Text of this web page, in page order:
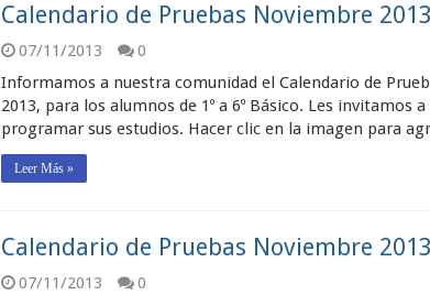
Calendario de Pruebas Noviembre 2013
07/11/2013
0
Informamos a nuestra comunidad el Calendario de
2013, para los alumnos de 1º a 6º Básico. Les invitamos
programar sus estudios. Hacer clic en la imagen para
Leer Más »
Calendario de Pruebas Noviembre
07/11/2013
0